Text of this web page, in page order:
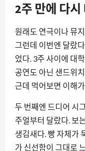
2주 만에 다
원래도 연극이나 뮤
그런데 이번엔 달랐
었다. 3주 사이에 대
공연도 아닌 샌드위
근데 먹어보면 이해가
두 번째엔 드디어 시
주얼부터 달랐다. 보
생김새다. 빵 자체가
가 신선함이 그대로